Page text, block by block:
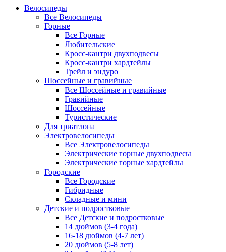
Велосипеды
Все Велосипеды
Горные
Все Горные
Любительские
Кросс-кантри двухподвесы
Кросс-кантри хардтейлы
Трейл и эндуро
Шоссейные и гравийные
Все Шоссейные и гравийные
Гравийные
Шоссейные
Туристические
Для триатлона
Электровелосипеды
Все Электровелосипеды
Электрические горные двухподвесы
Электрические горные хардтейлы
Городские
Все Городские
Гибридные
Складные и мини
Детские и подростковые
Все Детские и подростковые
14 дюймов (3-4 года)
16-18 дюймов (4-7 лет)
20 дюймов (5-8 лет)